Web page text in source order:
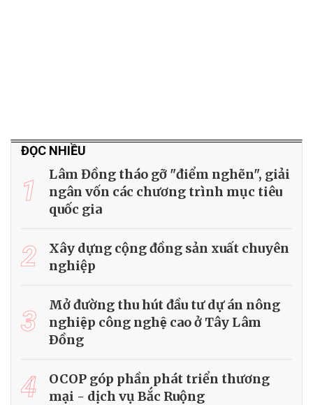
ĐỌC NHIỀU
1
Lâm Đồng tháo gỡ "điểm nghẽn", giải
ngân vốn các chương trình mục tiêu
quốc gia
2
Xây dựng cộng đồng sản xuất chuyên
nghiệp
3
Mở đường thu hút đầu tư dự án nông
nghiệp công nghệ cao ở Tây Lâm
Ðồng
4
OCOP góp phần phát triển thương
mại - dịch vụ Bắc Ruộng